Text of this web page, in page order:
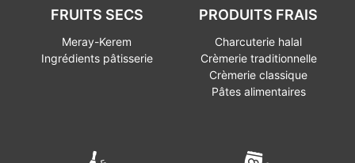
FRUITS SECS
Meray-Kerem
Ingrédients pâtisserie
PRODUITS FRAIS
Charcuterie halal
Crèmerie traditionnelle
Crèmerie classique
Pâtes alimentaires